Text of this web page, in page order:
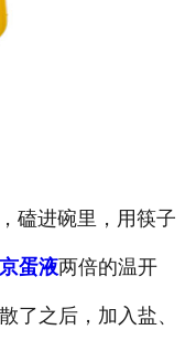
进碗里，用筷子
蛋液两倍的温开
了之后，加入盐、